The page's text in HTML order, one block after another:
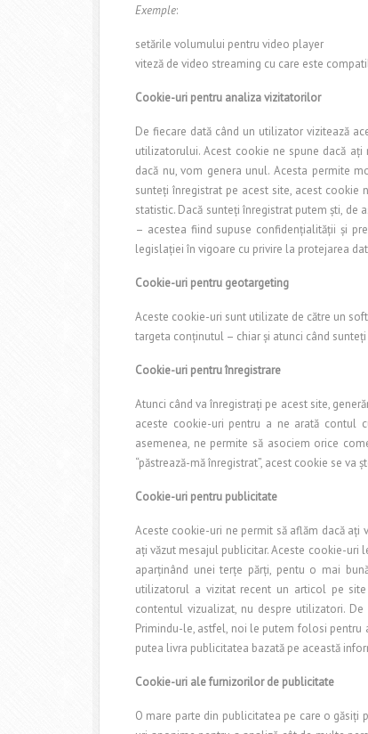
Exemple:
setările volumului pentru video player
viteză de video streaming cu care este
Cookie-uri pentru analiza vizitatorilor
De fiecare dată când un utilizator vizitează
utilizatorului. Acest cookie ne spune dacă
dacă nu, vom genera unul. Acesta permite
sunteţi înregistrat pe acest site, acest
statistic. Dacă sunteţi înregistrat putem şti,
– acestea fiind supuse confidenţialităţii şi
legislaţiei în vigoare cu privire la protejarea
Cookie-uri pentru geotargeting
Aceste cookie-uri sunt utilizate de către un
targeta conţinutul – chiar şi atunci când
Cookie-uri pentru înregistrare
Atunci când va înregistraţi pe acest site,
aceste cookie-uri pentru a ne arată contul
asemenea, ne permite să asociem orice
“păstrează-mă înregistrat”, acest cookie se
Cookie-uri pentru publicitate
Aceste cookie-uri ne permit să aflăm dacă aţi
aţi văzut mesajul publicitar. Aceste cookie-
aparţinând unei terţe părţi, pentu o mai
utilizatorul a vizitat recent un articol pe
contentul vizualizat, nu despre utilizatori.
Primindu-le, astfel, noi le putem folosi pentru
putea livra publicitatea bazată pe această
Cookie-uri ale furnizorilor de publicitate
O mare parte din publicitatea pe care o